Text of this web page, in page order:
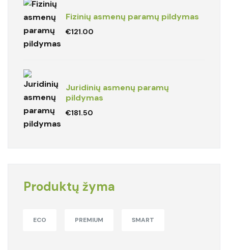
Fizinių asmenų paramų pildymas
€121.00
Juridinių asmenų paramų
pildymas
€181.50
Produktų žyma
ECO PREMIUM SMART